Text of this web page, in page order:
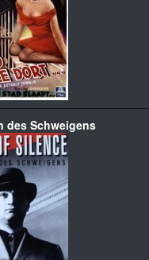
des Schweigens